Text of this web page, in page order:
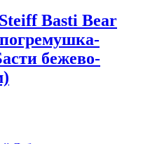
Basti Bear
бежево-